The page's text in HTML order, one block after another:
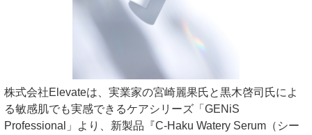
株式会社Elevateは、実業家の宮崎麗果氏と黒木啓司氏によ
る敏感肌でも実感できるケアシリーズ「GENiS
Professional」より、新製品『C-Haku Watery Serum（シー